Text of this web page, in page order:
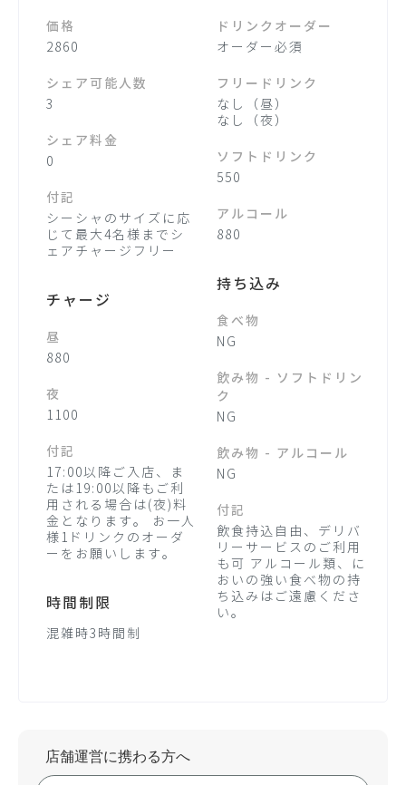
価格
2860
シェア可能人数
3
シェア料金
0
付記
シーシャのサイズに応
じて最大4名様までシ
ェアチャージフリー
チャージ
昼
880
夜
1100
付記
17:00以降ご入店、ま
たは19:00以降もご利
用される場合は(夜)料
金となります。 お一人
様1ドリンクのオーダ
ーをお願いします。
時間制限
混雑時3時間制
ドリンクオーダー
オーダー必須
フリードリンク
なし（昼）
なし（夜）
ソフトドリンク
550
アルコール
880
持ち込み
食べ物
NG
飲み物 - ソフトドリン
ク
NG
飲み物 - アルコール
NG
付記
飲食持込自由、デリバ
リーサービスのご利用
も可 アルコール類、に
おいの強い食べ物の持
ち込みはご遠慮くださ
い。
店舗運営に携わる方へ